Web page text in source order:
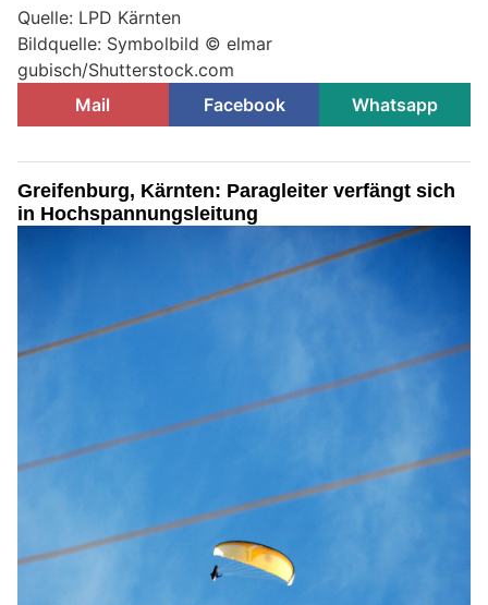
Quelle: LPD Kärnten
Bildquelle: Symbolbild © elmar
gubisch/Shutterstock.com
Mail
Facebook Whatsapp
Greifenburg, Kärnten: Paragleiter verfängt sich
in Hochspannungsleitung